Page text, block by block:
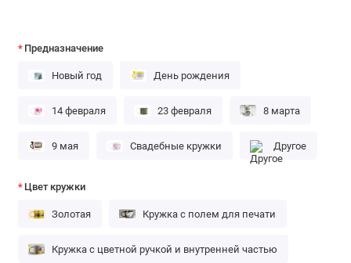
Предназначение
Новый год День рождения
14 февраля 23 февраля 8 марта
9 мая Свадебные кружки Другое
Цвет кружки
Золотая Кружка с полем для печати
Кружка с цветной ручкой и внутренней частью